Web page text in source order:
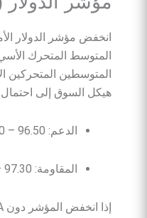
انخفض مؤشر الدولار
المتوسطين المتحركين
هيكل السوق إلى احتمال
الدعم: 96.50 – 96.00
المقاومة: 97.30 – 97.80